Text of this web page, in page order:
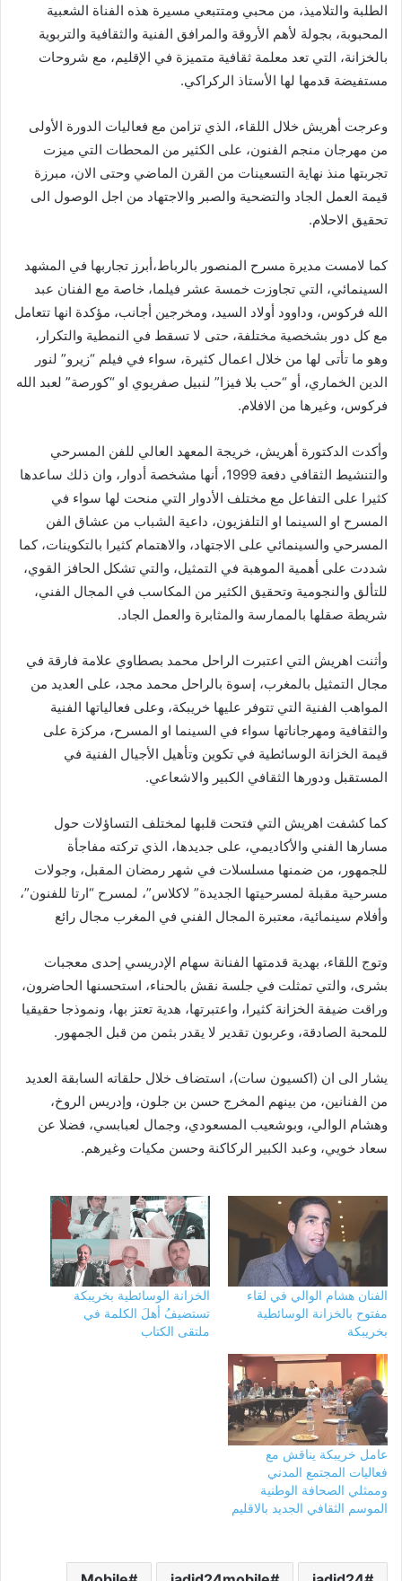
الطلبة والتلاميذ، من محبي ومتتبعي مسيرة هذه الفناة الشعبية
المحبوبة، بجولة لأهم الأروقة والمرافق الفنية والثقافية والتربوية
بالخزانة، التي تعد معلمة ثقافية متميزة في الإقليم، مع شروحات
مستفيضة قدمها لها الأستاذ الركراكي.
وعرجت أهريش خلال اللقاء، الذي تزامن مع فعاليات الدورة الأولى
من مهرجان منجم الفنون، على الكثير من المحطات التي ميزت
تجربتها منذ نهاية التسعينات من القرن الماضي وحتى الان، مبرزة
قيمة العمل الجاد والتضحية والصبر والاجتهاد من اجل الوصول الى
تحقيق الاحلام.
كما لامست مديرة مسرح المنصور بالرباط،أبرز تجاربها في المشهد
السينمائي، التي تجاوزت خمسة عشر فيلما، خاصة مع الفنان عبد
الله فركوس، وداوود أولاد السيد، ومخرجين أجانب، مؤكدة انها تتعامل
مع كل دور بشخصية مختلفة، حتى لا تسقط في النمطية والتكرار،
وهو ما تأتى لها من خلال اعمال كثيرة، سواء في فيلم “زيرو” لنور
الدين الخماري، أو “حب بلا فيزا” لنبيل صفريوي او “كورصة” لعبد الله
فركوس، وغيرها من الافلام.
وأكدت الدكتورة أهريش، خريجة المعهد العالي للفن المسرحي
والتنشيط الثقافي دفعة 1999، أنها مشخصة أدوار، وان ذلك ساعدها
كثيرا على التفاعل مع مختلف الأدوار التي منحت لها سواء في
المسرح او السينما او التلفزيون، داعية الشباب من عشاق الفن
المسرحي والسينمائي على الاجتهاد، والاهتمام كثيرا بالتكوينات، كما
شددت على أهمية الموهبة في التمثيل، والتي تشكل الحافز القوي،
للتألق والنجومية وتحقيق الكثير من المكاسب في المجال الفني،
شريطة صقلها بالممارسة والمثابرة والعمل الجاد.
وأثنت اهريش التي اعتبرت الراحل محمد بصطاوي علامة فارقة في
مجال التمثيل بالمغرب، إسوة بالراحل محمد مجد، على العديد من
المواهب الفنية التي تتوفر عليها خريبكة، وعلى فعالياتها الفنية
والثقافية ومهرجاناتها سواء في السينما او المسرح، مركزة على
قيمة الخزانة الوسائطية في تكوين وتأهيل الأجيال الفنية في
المستقبل ودورها الثقافي الكبير والاشعاعي.
كما كشفت اهريش التي فتحت قلبها لمختلف التساؤلات حول
مسارها الفني والأكاديمي، على جديدها، الذي تركته مفاجأة
للجمهور، من ضمنها مسلسلات في شهر رمضان المقبل، وجولات
مسرحية مقبلة لمسرحيتها الجديدة” لاكلاس”، لمسرح “ارتا للفنون”،
وأفلام سينمائية، معتبرة المجال الفني في المغرب مجال رائع
وتوج اللقاء، بهدية قدمتها الفنانة سهام الإدريسي إحدى معجبات
بشرى، والتي تمثلت في جلسة نقش بالحناء، استحسنها الحاضرون،
وراقت ضيفة الخزانة كثيرا، واعتبرتها، هدية تعتز بها، ونموذجا حقيقيا
للمحبة الصادقة، وعربون تقدير لا يقدر بثمن من قبل الجمهور.
يشار الى ان (اكسيون سات)، استضاف خلال حلقاته السابقة العديد
من الفنانين، من بينهم المخرج حسن بن جلون، وإدريس الروخ،
وهشام الوالي، وبوشعيب المسعودي، وجمال لعبابسي، فضلا عن
سعاد خويي، وعبد الكبير الركاكنة وحسن مكيات وغيرهم.
الفنان هشام الوالي في لقاء
مفتوح بالخزانة الوسائطية
بخريبكة
الخزانة الوسائطية بخريبكة
تستضيفُ أهلَ الكلمة في
ملتقى الكتاب
عامل خريبكة يناقش مع
فعاليات المجتمع المدني
وممثلي الصحافة الوطنية
الموسم الثقافي الجديد بالاقليم